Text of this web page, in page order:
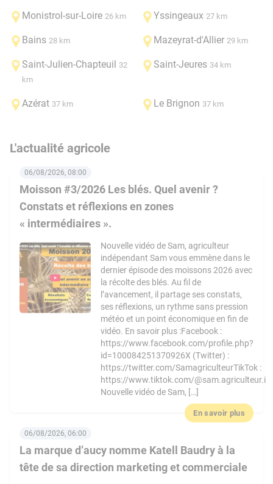
Monistrol-sur-Loire 26 km Yssingeaux 27 km
Bains 28 km Mazeyrat-d'Allier 29 km
Saint-Julien-Chapteuil 32
km
Saint-Jeures 34 km
Azérat 37 km Le Brignon 37 km
L'actualité agricole
Moisson #3/2026 Les blés. Quel avenir ?
Constats et réflexions en zones
« intermédiaires ».
06/08/2026, 08:00
Nouvelle vidéo de Sam, agriculteur
indépendant Sam vous emmène dans le
dernier épisode des moissons 2026 avec
la récolte des blés. Au fil de
l’avancement, il partage ses constats,
ses réflexions, un rythme sans pression
météo et un point économique en fin de
vidéo. En savoir plus :Facebook :
https://www.facebook.com/profile.php?
id=100084251370926X (Twitter) :
https://twitter.com/SamagriculteurTikTok :
https://www.tiktok.com/@sam.agriculteur.i
Nouvelle vidéo de Sam, […]
En savoir plus
La marque d’aucy nomme Katell Baudry à la
tête de sa direction marketing et commerciale
06/08/2026, 06:00